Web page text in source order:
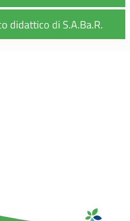
didattico di S.A.Ba.R.